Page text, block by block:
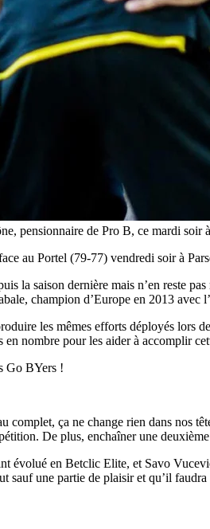
pensionnaire de Pro B, ce mardi
au Portel (79-77) vendredi soir à
la saison dernière mais n’en reste
champion d’Europe en 2013
les mêmes efforts déployés lors
nombre pour les aider à accomplir
Go BYers !
complet, ça ne change rien dans nos
De plus, enchaîner une
évolué en Betclic Elite, et Savo
sauf une partie de plaisir et qu’il